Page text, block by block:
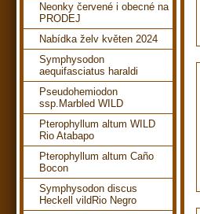
Neonky červené i obecné na
PRODEJ
Nabídka želv květen 2024
Symphysodon
aequifasciatus haraldi
Pseudohemiodon
ssp.Marbled WILD
Pterophyllum altum WILD
Rio Atabapo
Pterophyllum altum Caño
Bocon
Symphysodon discus
Heckell vildRio Negro